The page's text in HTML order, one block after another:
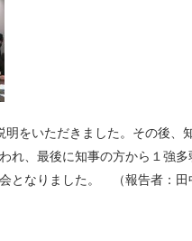
をいただきました。その後、
れ、最後に知事の方から１強多
となりました。 （報告者：田